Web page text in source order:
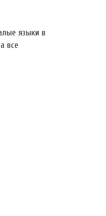
языки в
все